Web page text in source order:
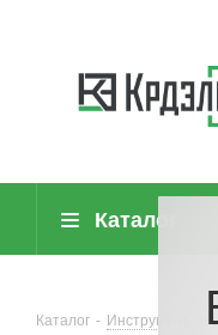
Каталог
Каталог - Инструмент,